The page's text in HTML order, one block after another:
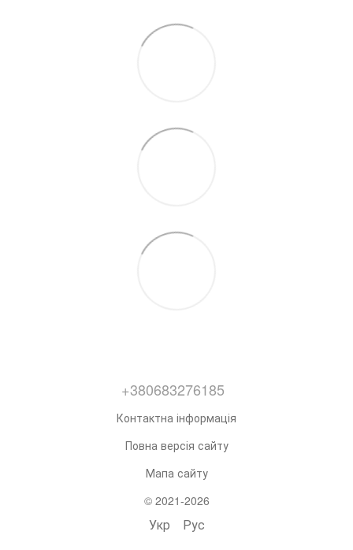
+380683276185
Контактна інформація
Повна версія сайту
Мапа сайту
© 2021-2026
Укр Рус